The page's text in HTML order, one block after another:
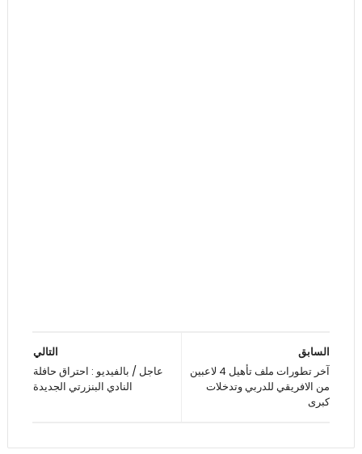
التالي
عاجل / بالفيديو : احتراق حافلة
النادي البنزرتي الجديدة
السابق
آخر تطورات ملف تأهيل 4 لاعبين
من الافريقي للدربي وتدخلات
كبرى